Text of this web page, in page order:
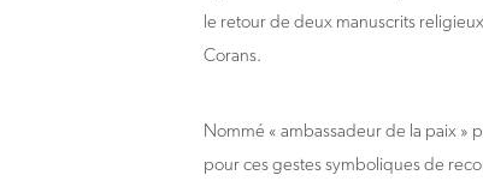
le retour de deux manuscrits
Corans.
Nommé « ambassadeur de la paix »
pour ces gestes symboliques de